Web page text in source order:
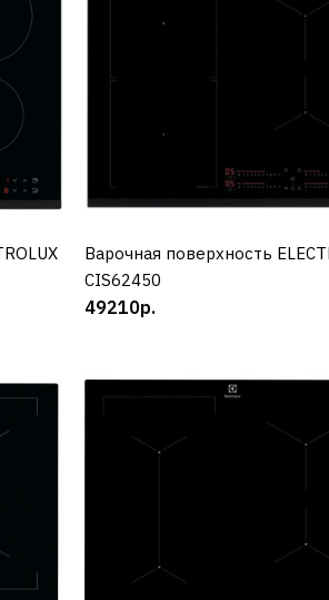
КУПИТЬ
Варочная поверхность
CIS62450
49210р.